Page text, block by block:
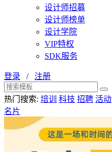
设计师招募
设计师榜单
设计学院
VIP特权
SDK服务
登录 / 注册
热门搜索: 培训 科技 招聘 活动
名片